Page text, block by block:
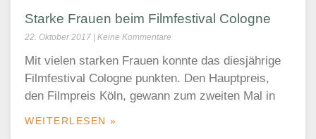
Starke Frauen beim Filmfestival Cologne
22. Oktober 2017 Keine Kommentare
Mit vielen starken Frauen konnte das diesjährige
Filmfestival Cologne punkten. Den Hauptpreis,
den Filmpreis Köln, gewann zum zweiten Mal in
WEITERLESEN »